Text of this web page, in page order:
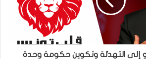
إلى التهدئة وتكوين حكومة وحدة